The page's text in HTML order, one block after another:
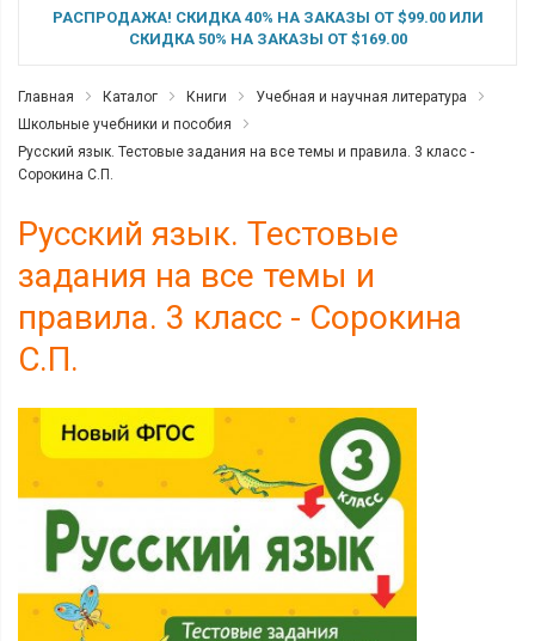
РАСПРОДАЖА! СКИДКА 40% НА ЗАКАЗЫ ОТ $99.00 ИЛИ
СКИДКА 50% НА ЗАКАЗЫ ОТ $169.00
Главная Каталог Книги
Учебная и научная литература
Школьные учебники и пособия
Русский язык. Тестовые задания на все темы и правила. 3 класс -
Сорокина С.П.
Русский язык. Тестовые
задания на все темы и
правила. 3 класс - Сорокина
С.П.